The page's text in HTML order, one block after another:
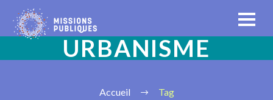
URBANISME
Accueil Tag